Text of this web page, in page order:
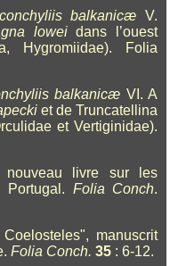
balkanicæ V.
loweidans l’ouest
Hygromiidae). Folia
balkanicæ VI. A
et de Truncatellina
et Vertiginidae).
livre sur les
Portugal. Folia Conch.
manuscrit
Folia Conch. 35 : 6-12.